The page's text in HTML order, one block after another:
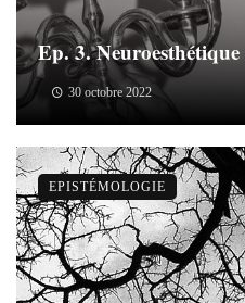
Ep. 3.
30 octobre 2022
EPISTÉMOLOGIE